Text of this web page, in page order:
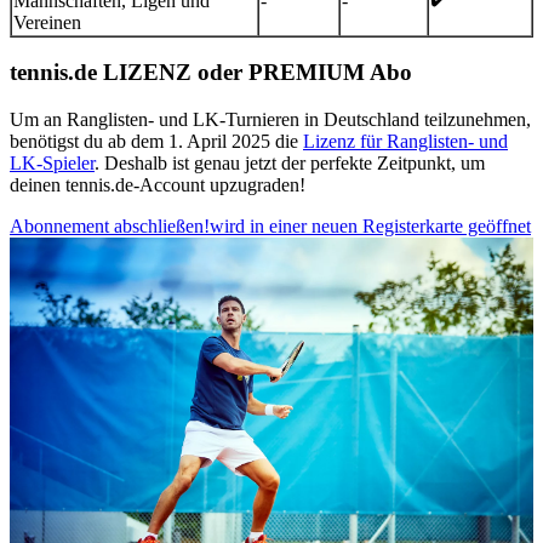
analysieren. Außerdem geben wir Informationen zu Ihrer
soziale Medien, Werbung und Analysen weiter. Unsere
Partner führen diese Informationen möglicherweise mit
weiteren Daten zusammen, die Sie ihnen bereitgestellt
haben oder die sie im Rahmen Ihrer Nutzung der Dienste
gesammelt haben. DieCookie-Einstellungen
jederzeit über den Link im Footer aufgerufen und
angepasst werden.
Vereinen
tennis.de LIZENZ oder PREMIUM Abo
Um an Ranglisten- und LK-Turnieren in Deutschland teilzunehmen,
benötigst du ab dem 1. April 2025 die Lizenz für Ranglisten- und
LK-Spieler. Deshalb ist genau jetzt der perfekte Zeitpunkt, um
deinen tennis.de-Account upzugraden!
Abonnement abschließen!wird in einer neuen Registerkarte geöffnet